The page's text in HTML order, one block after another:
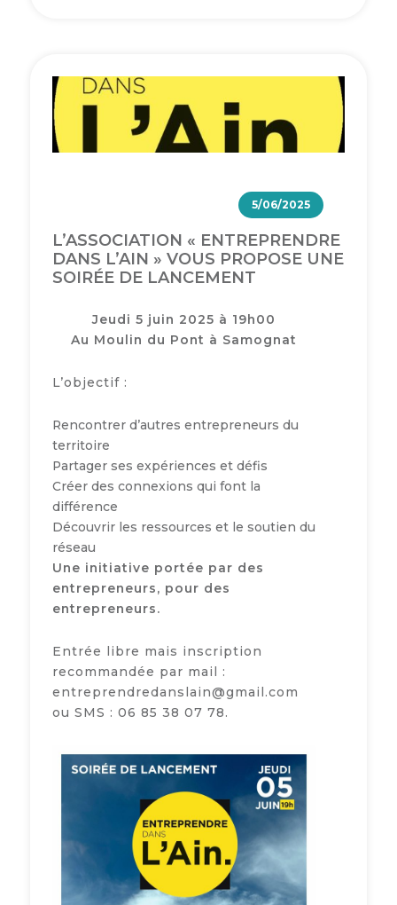
5/06/2025
L’ASSOCIATION « ENTREPRENDRE
DANS L’AIN » VOUS PROPOSE UNE
SOIRÉE DE LANCEMENT
Jeudi 5 juin 2025 à 19h00
Au Moulin du Pont à Samognat
L’objectif :
Rencontrer d’autres entrepreneurs du
territoire
Partager ses expériences et défis
Créer des connexions qui font la
différence
Découvrir les ressources et le soutien du
réseau
Une initiative portée par des
entrepreneurs, pour des
entrepreneurs.
Entrée libre mais inscription
recommandée par mail :
entreprendredanslain@gmail.com
ou SMS : 06 85 38 07 78.